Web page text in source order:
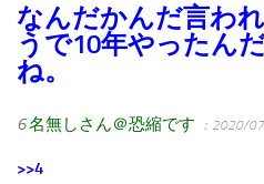
なんだかんだ言わ
うで10年やったん
ね。
6名無しさん＠恐縮です ：2020/
>>4